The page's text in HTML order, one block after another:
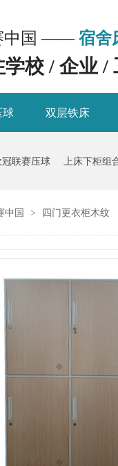
中国 ——宿舍
学校 / 企业 /
球 双层铁床
联赛压球 上床下柜组
中国 > 四门更衣柜木纹